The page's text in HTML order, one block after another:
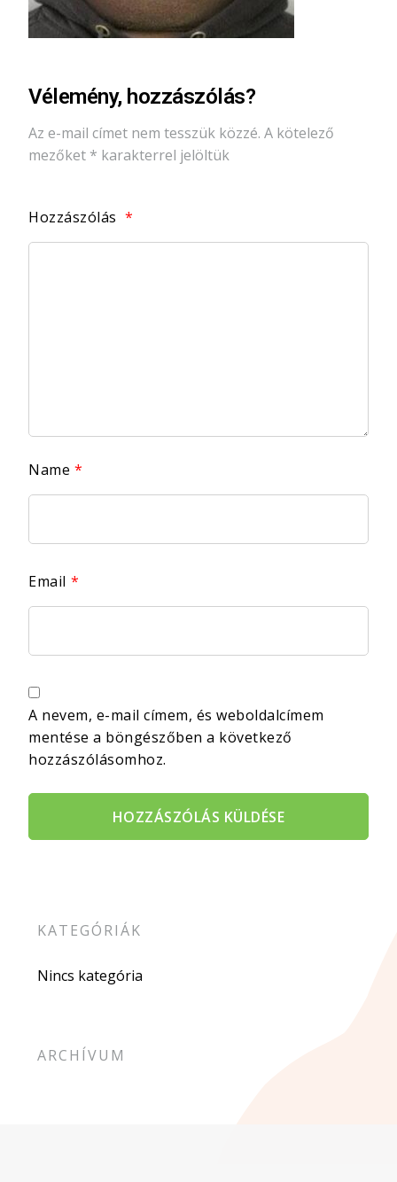
Vélemény, hozzászólás?
Az e-mail címet nem tesszük közzé. A kötelező
mezőket * karakterrel jelöltük
Hozzászólás *
Name *
Email *
A nevem, e-mail címem, és weboldalcímem
mentése a böngészőben a következő
hozzászólásomhoz.
KATEGÓRIÁK
Nincs kategória
ARCHÍVUM